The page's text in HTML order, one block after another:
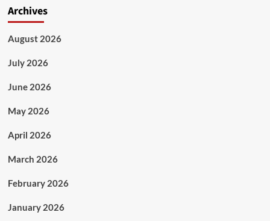
Archives
August 2026
July 2026
June 2026
May 2026
April 2026
March 2026
February 2026
January 2026